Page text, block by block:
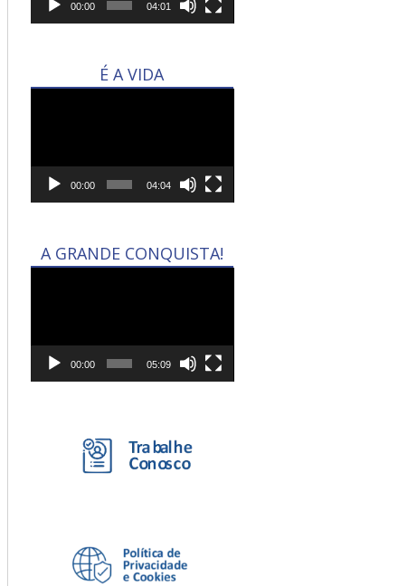
00:00 04:01
É A VIDA
00:00 04:04
A GRANDE CONQUISTA!
00:00 05:09